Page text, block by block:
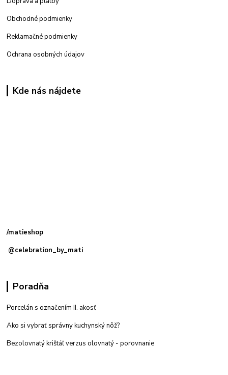
Obchodné podmienky
Reklamačné podmienky
Ochrana osobných údajov
Kde nás nájdete
/matieshop
@celebration_by_mati
Poradňa
Porcelán s označením II. akosť
Ako si vybrať správny kuchynský nôž?
Bezolovnatý krištáľ verzus olovnatý - porovnanie